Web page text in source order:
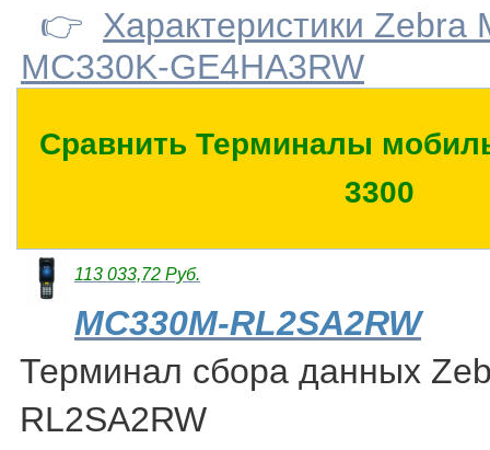
👉 Характеристики Zebra
MC330K-GE4HA3RW
Сравнить Терминалы
3300
113 033,72 Руб.
MC330M-RL2SA2RW
Терминал сбора данных
RL2SA2RW